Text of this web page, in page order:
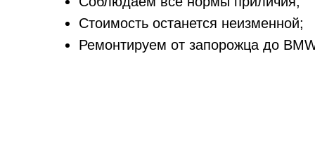
Стоимость останется неизменной;
Ремонтируем от запорожца до